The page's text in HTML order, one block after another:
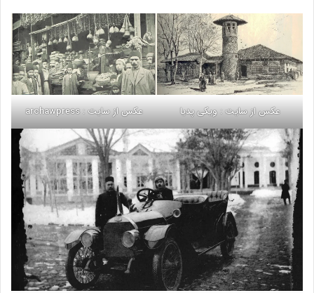
عکس از سایت : ویکی پدیا عکس از سایت : archawpress